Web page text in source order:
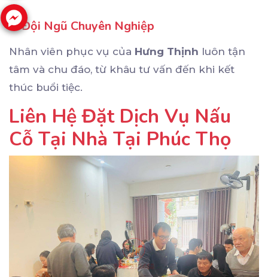
4.Đội Ngũ Chuyên Nghiệp
Nhân viên phục vụ của Hưng Thịnh luôn tận
tâm và chu đáo, từ khâu tư vấn đến khi kết
thúc buổi tiệc.
Liên Hệ Đặt Dịch Vụ Nấu
Cỗ Tại Nhà Tại Phúc Thọ